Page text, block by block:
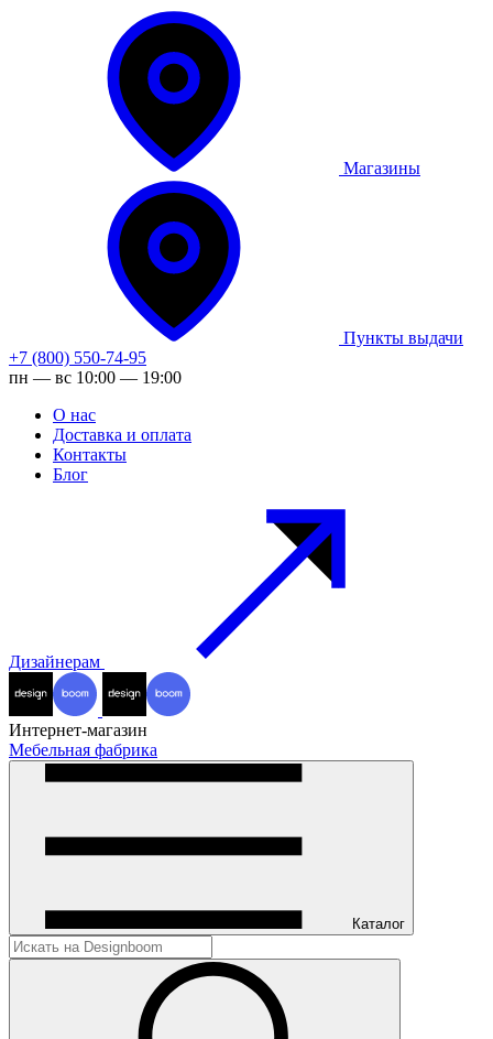
Магазины
Пункты выдачи
+7 (800) 550-74-95
пн — вс 10:00 — 19:00
О нас
Доставка и оплата
Контакты
Блог
Дизайнерам
Интернет-магазин
Мебельная фабрика
Каталог